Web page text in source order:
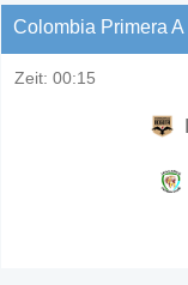
Colombia Primera A
Zeit: 00:15